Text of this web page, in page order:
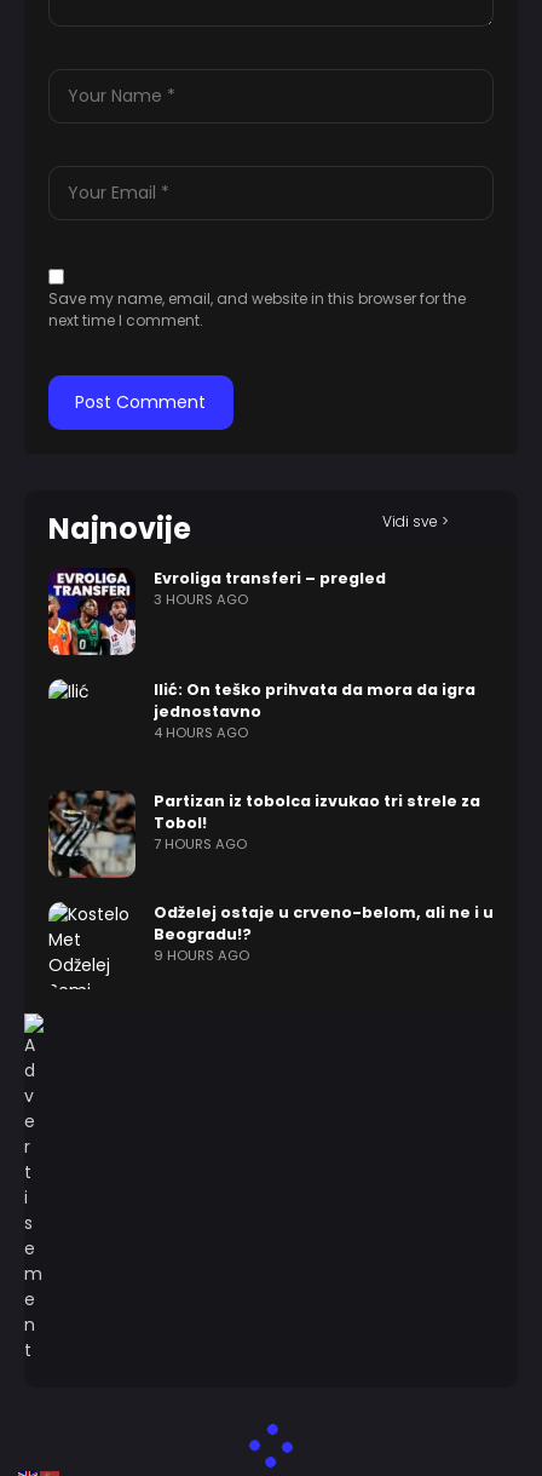
Save my name, email, and website in this browser for the
next time I comment.
Najnovije Vidi sve >
Evroliga transferi – pregled
3 HOURS AGO
Ilić: On teško prihvata da mora da igra
jednostavno
4 HOURS AGO
Partizan iz tobolca izvukao tri strele za
Tobol!
7 HOURS AGO
Odželej ostaje u crveno-belom, ali ne i u
Beogradu!?
9 HOURS AGO